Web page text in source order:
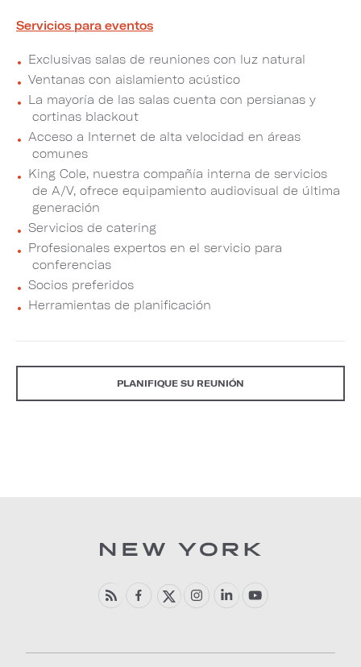
Servicios para eventos
Exclusivas salas de reuniones con luz natural
Ventanas con aislamiento acústico
La mayoría de las salas cuenta con persianas y
cortinas blackout
Acceso a Internet de alta velocidad en áreas
comunes
King Cole, nuestra compañía interna de servicios
de A/V, ofrece equipamiento audiovisual de última
generación
Servicios de catering
Profesionales expertos en el servicio para
conferencias
Socios preferidos
Herramientas de planificación
PLANIFIQUE SU REUNIÓN